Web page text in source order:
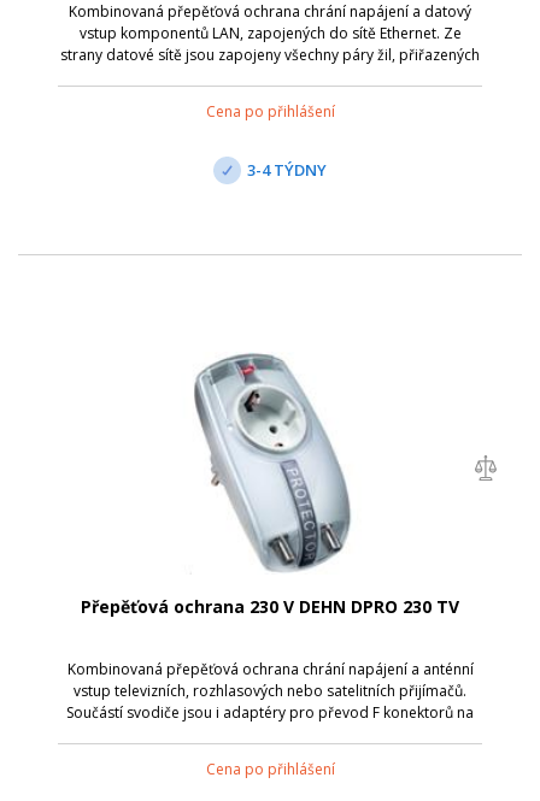
Kombinovaná přepěťová ochrana chrání napájení a datový
vstup komponentů LAN, zapojených do sítě Ethernet. Ze
strany datové sítě jsou zapojeny všechny páry žil, přiřazených
Cena po přihlášení
3-4 TÝDNY
Přepěťová ochrana 230 V DEHN DPRO 230 TV
Kombinovaná přepěťová ochrana chrání napájení a anténní
vstup televizních, rozhlasových nebo satelitních přijímačů.
Součástí svodiče jsou i adaptéry pro převod F konektorů na
Cena po přihlášení